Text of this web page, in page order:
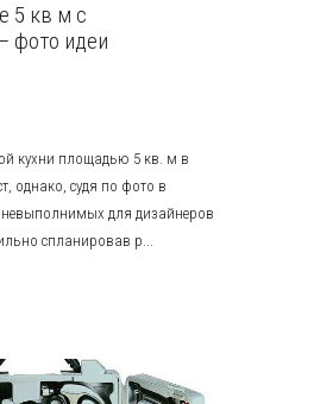
5 кв м с
фото идеи
кухни площадью 5 кв. м в
однако, судя по фото в
невыполнимых для дизайнеров
спланировав р...